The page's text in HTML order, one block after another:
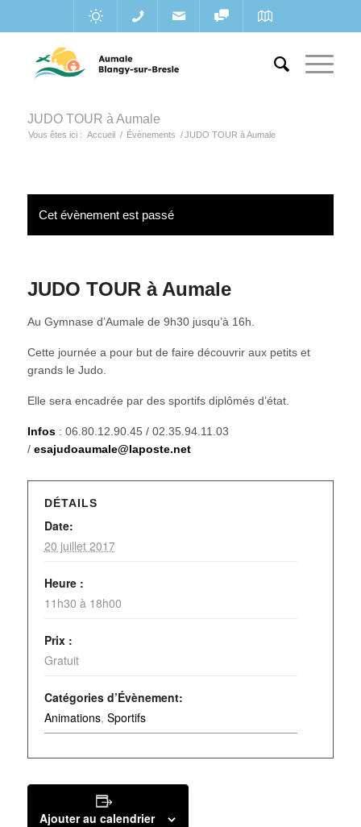
JUDO TOUR à Aumale
Vous êtes ici : Accueil / Évènements / JUDO TOUR à Aumale
Cet évènement est passé
JUDO TOUR à Aumale
Au Gymnase d’Aumale de 9h30 jusqu’à 16h.
Cette journée a pour but de faire découvrir aux petits et
grands le Judo.
Elle sera encadrée par des sportifs diplômés d’état.
Infos: 06.80.12.90.45 / 02.35.94.11.03
/ esajudoaumale@laposte.net
DÉTAILS
Date:
20 juillet 2017
Heure :
11h30 à 18h00
Prix :
Gratuit
Catégories d’Évènement:
Animations, Sportifs
Ajouter au calendrier